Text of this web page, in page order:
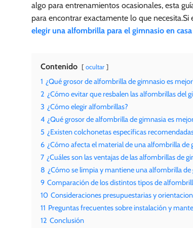
algo para entrenamientos ocasionales, esta
para encontrar exactamente lo que
elegir una alfombrilla para el gimnasio en casa
Contenido ocultar
1 ¿Qué grosor de alfombrilla de gimnasio es
2 ¿Cómo evitar que resbalen las alfombrillas del
3 ¿Cómo elegir alfombrillas?
4 ¿Qué grosor de alfombrilla de gimnasia es
5 ¿Existen colchonetas específicas
6 ¿Cómo afecta el material de una alfombrilla de
7 ¿Cuáles son las ventajas de las alfombrillas de
8 ¿Cómo se limpia y mantiene una alfombrilla de
9 Comparación de los distintos tipos de
10 Consideraciones presupuestarias y
11 Preguntas frecuentes sobre instalación y
12 Conclusión